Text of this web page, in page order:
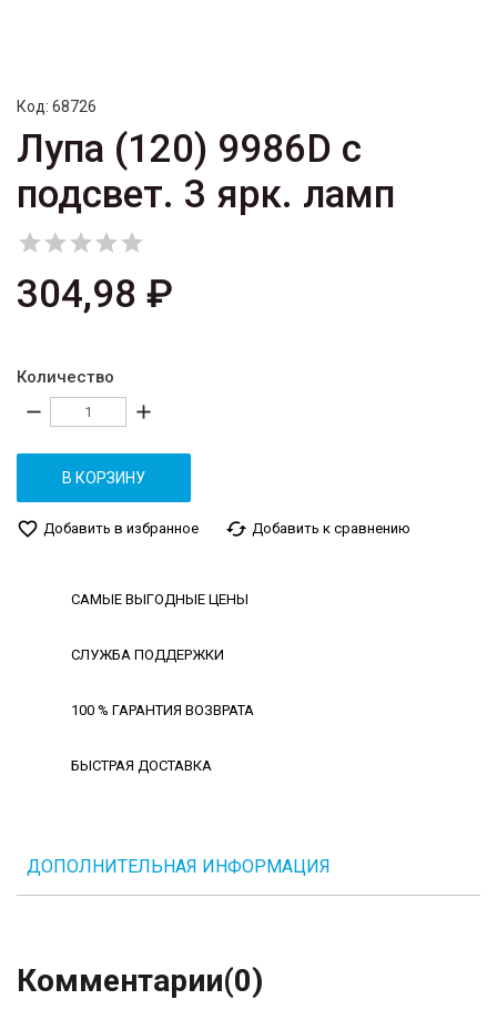
Код: 68726
Лупа (120) 9986D с
подсвет. 3 ярк. ламп

304,98 ₽
Количество
remove add
В КОРЗИНУ
favorite_border Добавить в избранное cached Добавить к сравнению
САМЫЕ ВЫГОДНЫЕ ЦЕНЫ
СЛУЖБА ПОДДЕРЖКИ
100 % ГАРАНТИЯ ВОЗВРАТА
БЫСТРАЯ ДОСТАВКА
ДОПОЛНИТЕЛЬНАЯ ИНФОРМАЦИЯ
Комментарии(0)